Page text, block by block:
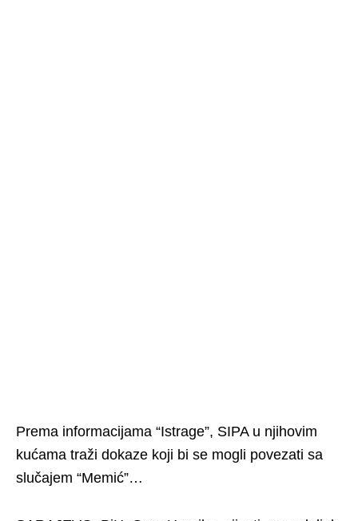
Prema informacijama “Istrage”, SIPA u njihovim
kućama traži dokaze koji bi se mogli povezati sa
slučajem “Memić”…